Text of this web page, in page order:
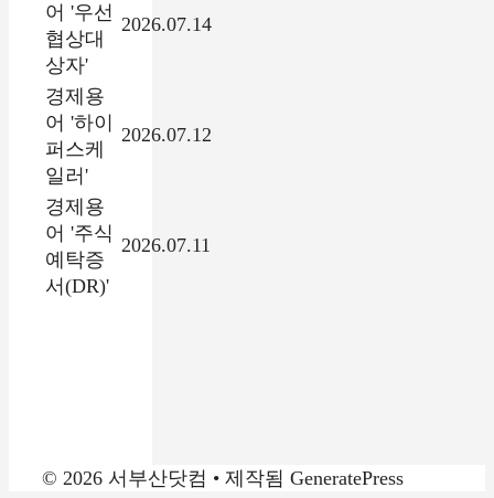
어 '우선
협상대
상자'
2026.07.14
경제용
어 '하이
퍼스케
일러'
2026.07.12
경제용
어 '주식
예탁증
서(DR)'
2026.07.11
© 2026 서부산닷컴 • 제작됨 GeneratePress